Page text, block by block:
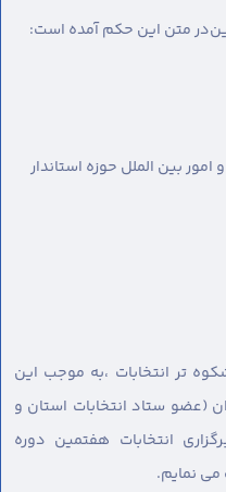
در متن این حکم آمده است:
بین الملل حوزه استاندار
تر انتخابات ،به موجب این
(عضو ستاد انتخابات استان و
انتخابات هفتمین دوره
نمایم.